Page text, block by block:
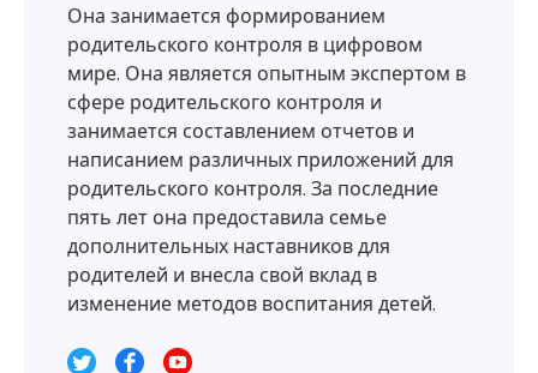
Она занимается формированием
родительского контроля в цифровом
мире. Она является опытным экспертом в
сфере родительского контроля и
занимается составлением отчетов и
написанием различных приложений для
родительского контроля. За последние
пять лет она предоставила семье
дополнительных наставников для
родителей и внесла свой вклад в
изменение методов воспитания детей.